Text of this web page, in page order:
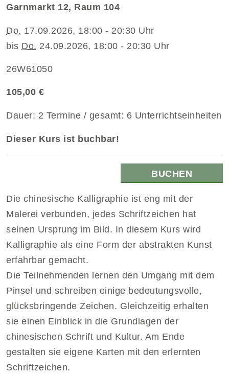
Garnmarkt 12, Raum 104
Do. 17.09.2026, 18:00 - 20:30 Uhr
bis Do. 24.09.2026, 18:00 - 20:30 Uhr
26W61050
105,00 €
Dauer: 2 Termine / gesamt: 6 Unterrichtseinheiten
Dieser Kurs ist buchbar!
BUCHEN
Die chinesische Kalligraphie ist eng mit der
Malerei verbunden, jedes Schriftzeichen hat
seinen Ursprung im Bild. In diesem Kurs wird
Kalligraphie als eine Form der abstrakten Kunst
erfahrbar gemacht.
Die Teilnehmenden lernen den Umgang mit dem
Pinsel und schreiben einige bedeutungsvolle,
glücksbringende Zeichen. Gleichzeitig erhalten
sie einen Einblick in die Grundlagen der
chinesischen Schrift und Kultur. Am Ende
gestalten sie eigene Karten mit den erlernten
Schriftzeichen.